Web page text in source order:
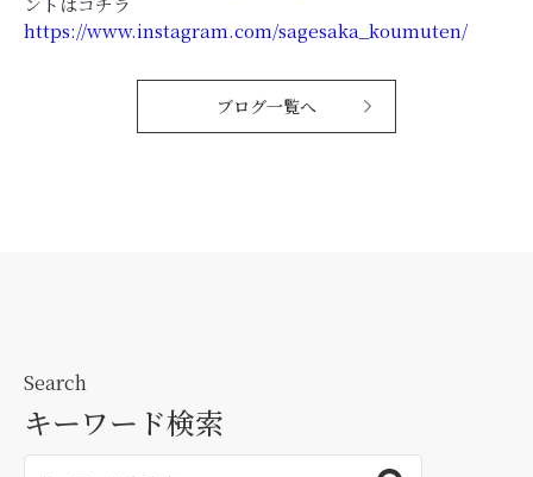
https://www.instagram.com/sagesaka_koumuten/
ブログ一覧へ
Search
キーワード検索